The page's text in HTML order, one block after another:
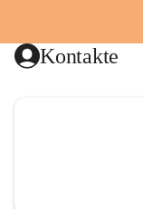
Kontakte